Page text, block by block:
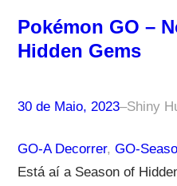
Pokémon GO –
Hidden Gems
30 de Maio, 2023–Shiny
GO-A Decorrer, GO-
Está aí a Season of